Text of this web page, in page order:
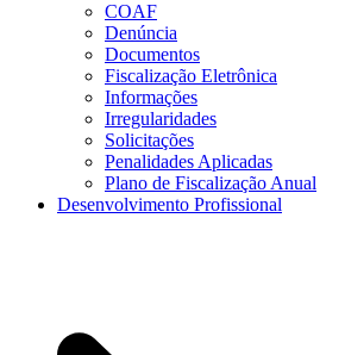
COAF
Denúncia
Documentos
Fiscalização Eletrônica
Informações
Irregularidades
Solicitações
Penalidades Aplicadas
Plano de Fiscalização Anual
Desenvolvimento Profissional